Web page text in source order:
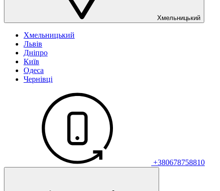
Хмельницький
Хмельницький
Львів
Дніпро
Київ
Одеса
Чернівці
+380678758810